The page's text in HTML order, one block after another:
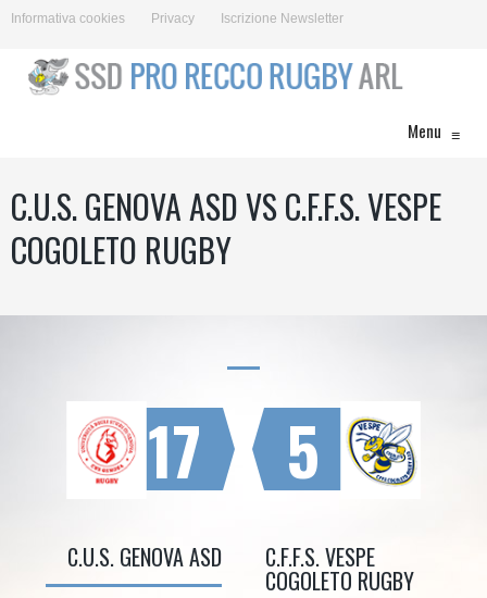
Informativa cookies Privacy Iscrizione Newsletter
Menu ≡
C.U.S. GENOVA ASD VS C.F.F.S. VESPE
COGOLETO RUGBY
17
C.U.S. GENOVA ASD
5
C.F.F.S. VESPE
COGOLETO RUGBY